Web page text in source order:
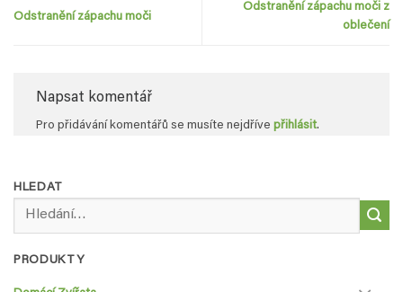
Odstranění zápachu moči
Odstranění zápachu moči z
oblečení
Napsat komentář
Pro přidávání komentářů se musíte nejdříve přihlásit.
HLEDAT
PRODUKTY